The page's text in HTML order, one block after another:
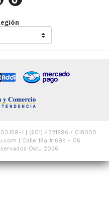
1 | (601) 4321896 / 018000
| Calle 18a # 69b - 06
Ostu 2026